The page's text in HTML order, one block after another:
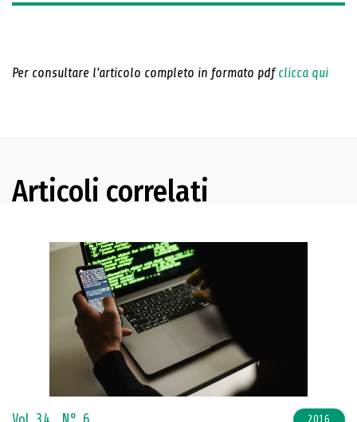
Per consultare l'articolo completo in formato pdf clicca qui
Articoli correlati
2016